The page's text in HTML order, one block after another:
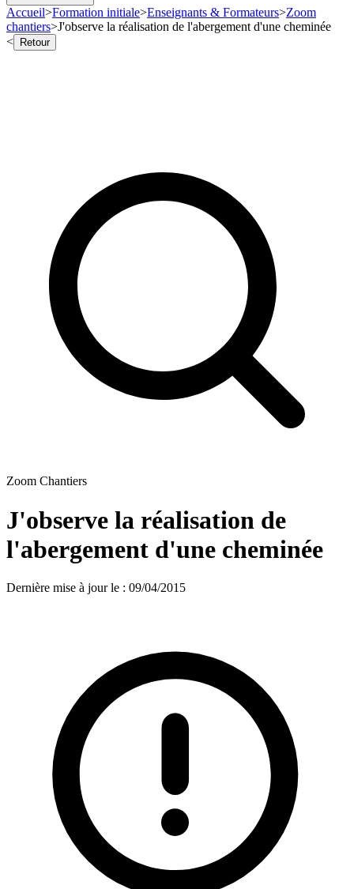
Accueil>Formation initiale>Enseignants & Formateurs>Zoom
chantiers>J'observe la réalisation de l'abergement d'une cheminée
<
Retour
Zoom Chantiers
J'observe la réalisation de
l'abergement d'une cheminée
Dernière mise à jour le : 09/04/2015